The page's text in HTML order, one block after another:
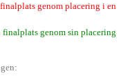
genom placering i en
genom sin placering